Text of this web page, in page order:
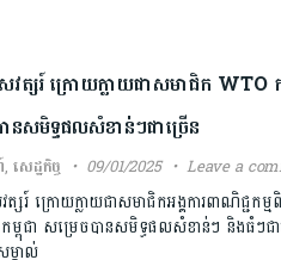
ត្សរ៍ ក្រោយក្លាយជាសមាជិក WTO ក
នសមិទ្ធផលសំខាន់ៗជាច្រើន
, សេដ្ឋកិច្ច 09/01/2025 Leave a
សរ៍ ក្រោយក្លាយជាសមាជិកអង្គការពាណិជ្ជក
ពុជា សម្រេចបានសមិទ្ធផលសំខាន់ៗ និងធំៗជា
គាល់